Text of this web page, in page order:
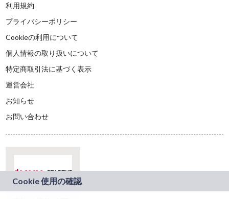
利用規約
プライバシーポリシー
Cookieの利用について
個人情報の取り扱いについて
特定商取引法に基づく表示
運営会社
お知らせ
お問い合わせ